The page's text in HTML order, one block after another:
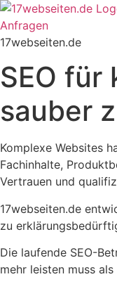
Zum
Inhalt
springen
Anfragen
17webseiten.de
SEO
sauber
Komplexe Websites
Fachinhalte,
Vertrauen und
17webseiten.de
zu
Die laufende SEO-
mehr leisten muss